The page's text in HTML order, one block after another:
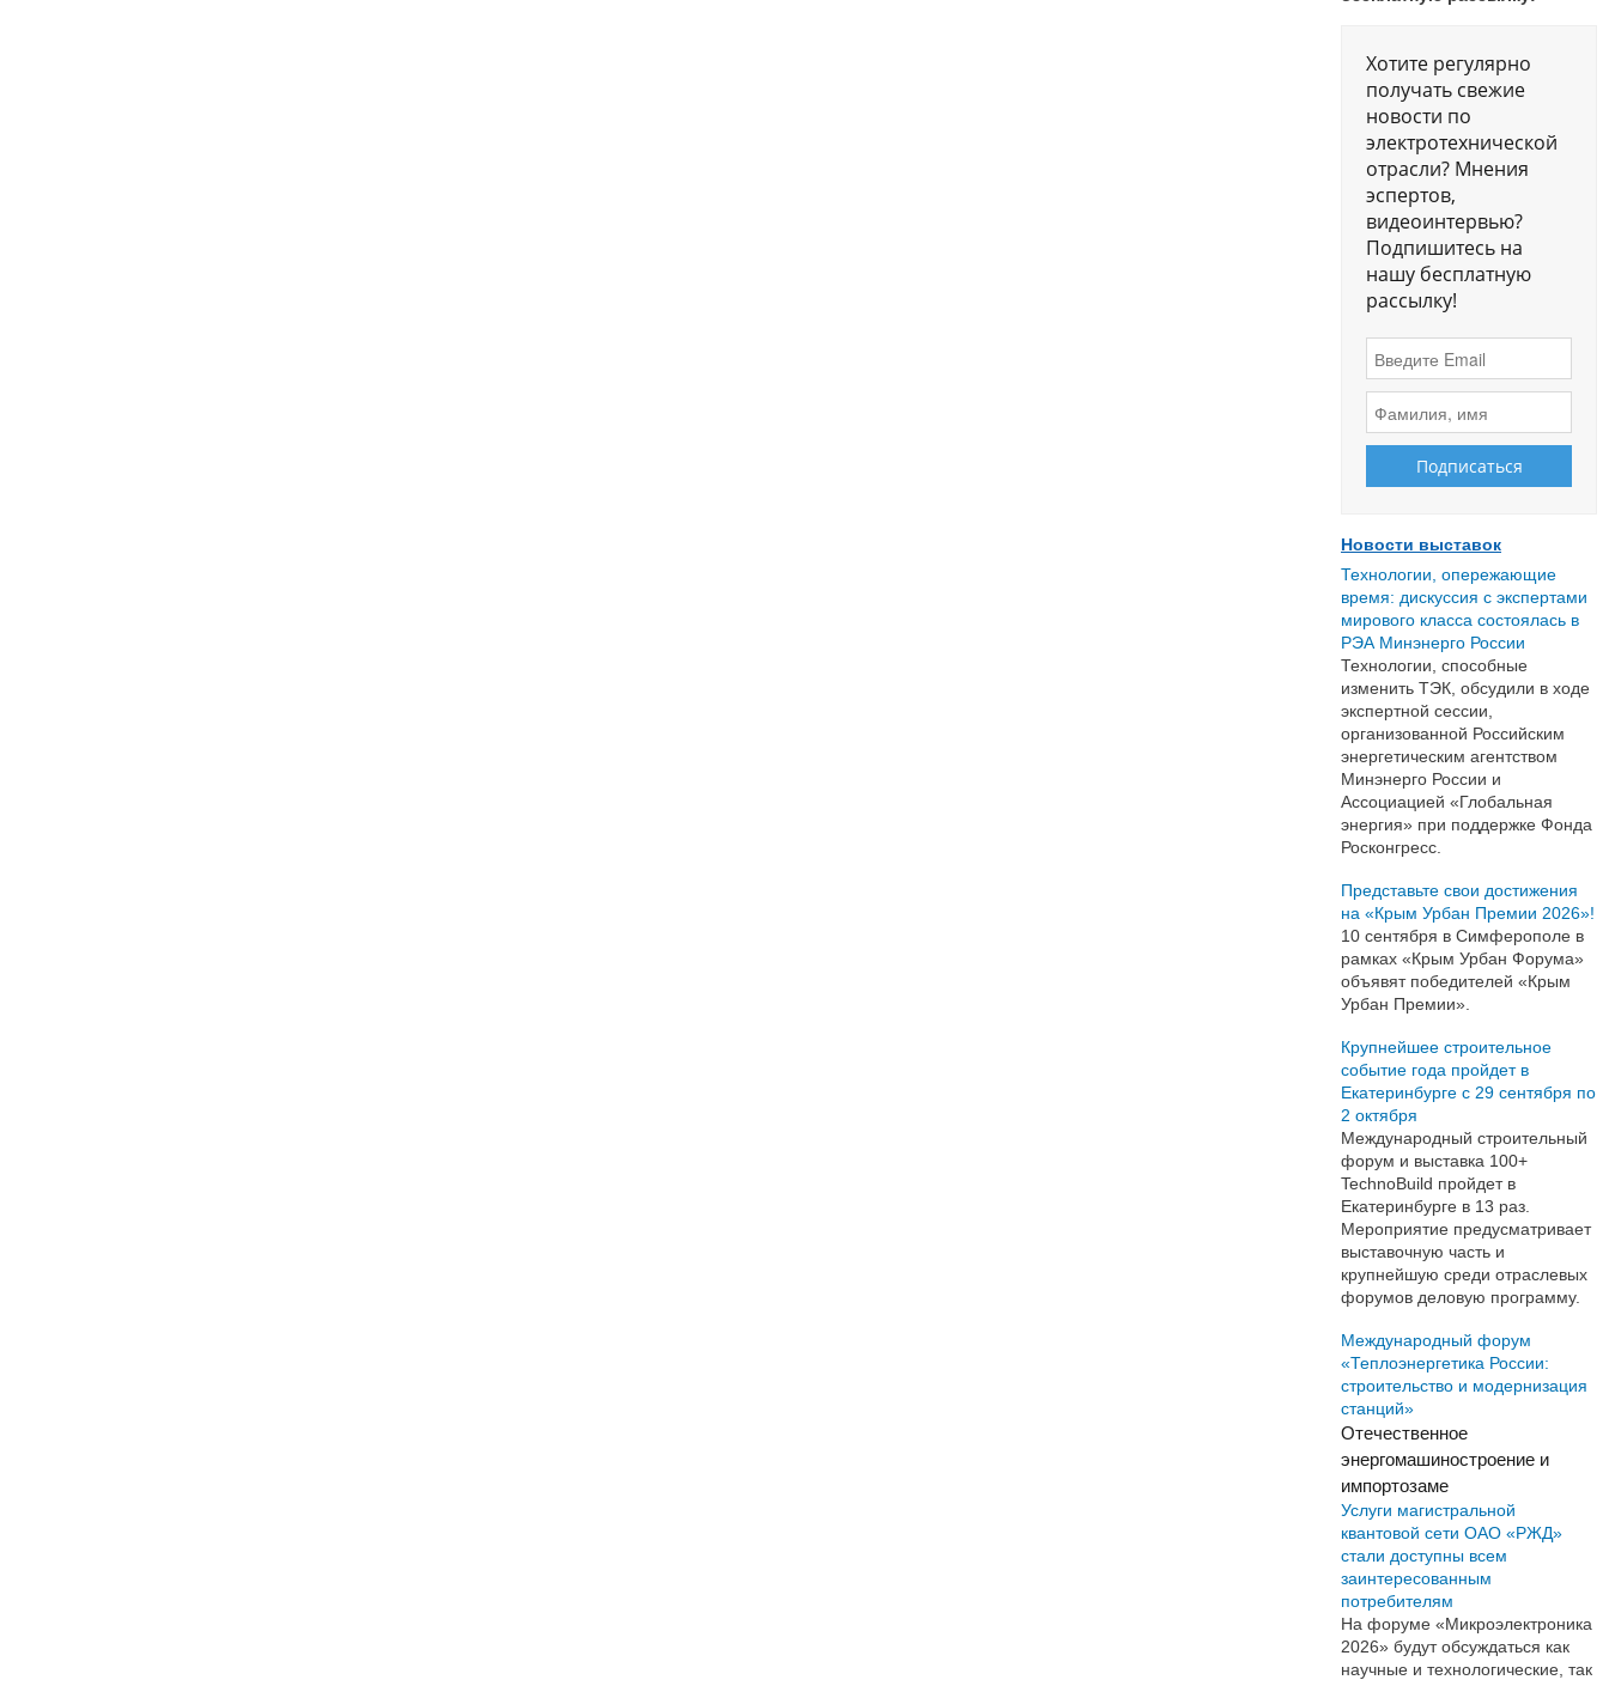
Хотите регулярно
получать свежие
новости по
электротехнической
отрасли? Мнения
эспертов,
видеоинтервью?
Подпишитесь на
нашу бесплатную
рассылку!
Новости выставок
Технологии, опережающие
время: дискуссия с экспертами
мирового класса состоялась в
РЭА Минэнерго России
Технологии, способные
изменить ТЭК, обсудили в ходе
экспертной сессии,
организованной Российским
энергетическим агентством
Минэнерго России и
Ассоциацией «Глобальная
энергия» при поддержке Фонда
Росконгресс.
Представьте свои достижения
на «Крым Урбан Премии 2026»!
10 сентября в Симферополе в
рамках «Крым Урбан Форума»
объявят победителей «Крым
Урбан Премии».
Крупнейшее строительное
событие года пройдет в
Екатеринбурге с 29 сентября по
2 октября
Международный строительный
форум и выставка 100+
TechnoBuild пройдет в
Екатеринбурге в 13 раз.
Мероприятие предусматривает
выставочную часть и
крупнейшую среди отраслевых
форумов деловую программу.
Международный форум
«Теплоэнергетика России:
строительство и модернизация
станций»
Отечественное
энергомашиностроение и
импортозаме
Услуги магистральной
квантовой сети ОАО «РЖД»
стали доступны всем
заинтересованным
потребителям
На форуме «Микроэлектроника
2026» будут обсуждаться как
научные и технологические, так